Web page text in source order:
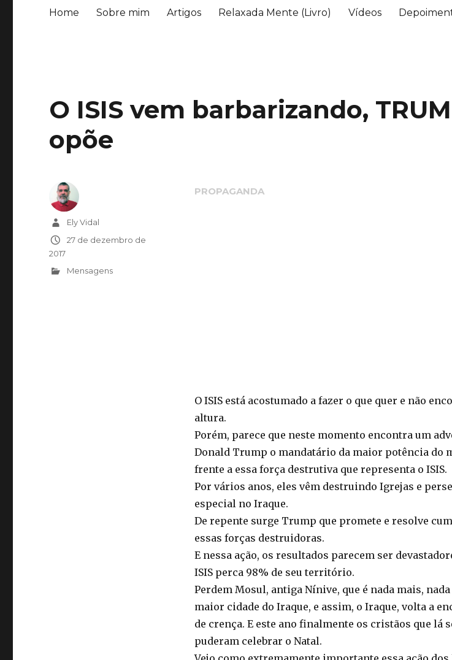
Home Sobre mim Artigos Relaxada Mente (Livro) Vídeos
O ISIS vem barbarizando,
opõe
O ISIS está acostumado a fazer o que quer e não
altura.
Porém, parece que neste momento encontra um
Donald Trump o mandatário da maior potência do
frente a essa força destrutiva que representa o ISIS.
Por vários anos, eles vêm destruindo Igrejas e
especial no Iraque.
De repente surge Trump que promete e resolve
essas forças destruidoras.
E nessa ação, os resultados parecem ser
ISIS perca 98% de seu território.
Perdem Mosul, antiga Nínive, que é nada mais,
maior cidade do Iraque, e assim, o Iraque, volta a
de crença. E este ano finalmente os cristãos que lá
puderam celebrar o Natal.
AutorEly Vidal
Publicado
em
27 de dezembro de
2017
Categorias
Mensagens